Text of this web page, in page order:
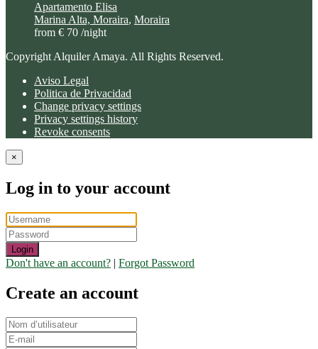
Apartamento Elisa
Marina Alta, Moraira, Moraira
from € 70 /night
Copyright Alquiler Amaya. All Rights Reserved.
Aviso Legal
Politica de Privacidad
Change privacy settings
Privacy settings history
Revoke consents
×
Log in to your account
Login
Don't have an account? | Forgot Password
Create an account